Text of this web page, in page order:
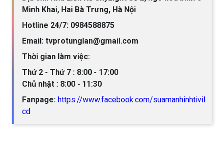
Minh Khai, Hai Bà Trưng, Hà Nội
Hotline 24/7: 0984588875
Email: tvprotunglan@gmail.com
Thời gian làm việc:
Thứ 2 - Thứ 7 : 8:00 - 17:00
Chủ nhật : 8:00 - 11:30
Fanpage: https://www.facebook.com/suamanhinhtivil
cd